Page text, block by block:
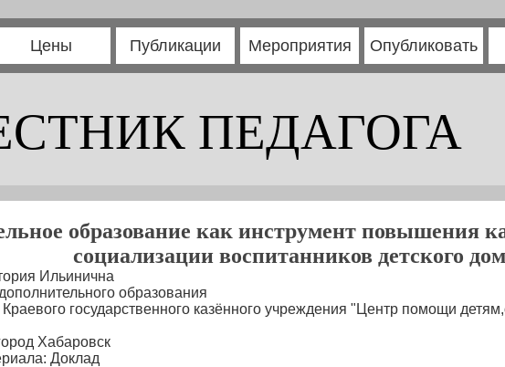
Цены Публикации Мероприятия Опубликовать
ПЕДАГОГА
образование как инструмент повышения
социализации воспитанников детского
Ильинична
образования
государственного казённого учреждения "Центр помощи
Хабаровск
Доклад